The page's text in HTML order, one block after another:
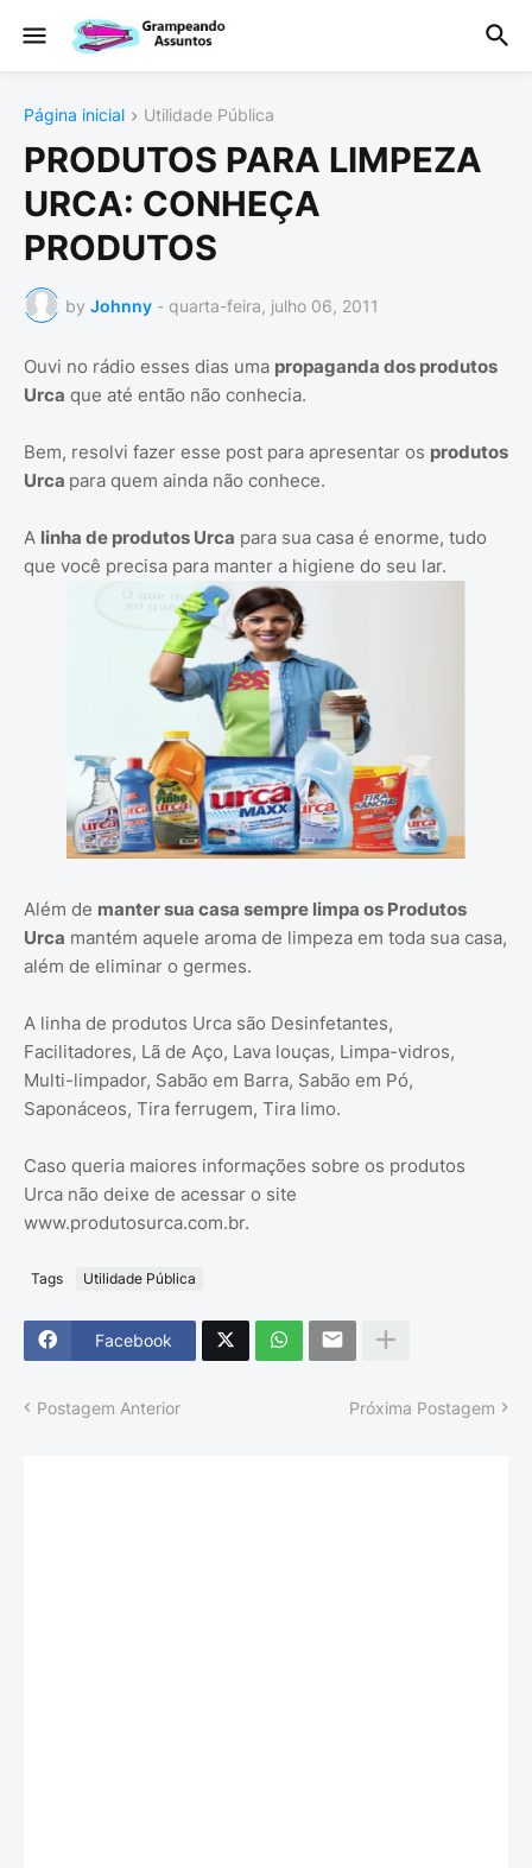
Página inicial Utilidade Pública
PRODUTOS PARA LIMPEZA
URCA: CONHEÇA
PRODUTOS
by Johnny - quarta-feira, julho 06, 2011
Ouvi no rádio esses dias uma propaganda dos produtos
Urca que até então não conhecia.
Bem, resolvi fazer esse post para apresentar os produtos
Urca para quem ainda não conhece.
A linha de produtos Urca para sua casa é enorme, tudo
que você precisa para manter a higiene do seu lar.
Além de manter sua casa sempre limpa os Produtos
Urca mantém aquele aroma de limpeza em toda sua casa,
além de eliminar o germes.
A linha de produtos Urca são Desinfetantes,
Facilitadores, Lã de Aço, Lava louças, Limpa-vidros,
Multi-limpador, Sabão em Barra, Sabão em Pó,
Saponáceos, Tira ferrugem, Tira limo.
Caso queria maiores informações sobre os produtos
Urca não deixe de acessar o site
www.produtosurca.com.br.
Tags Utilidade Pública
Facebook
Postagem Anterior Próxima Postagem